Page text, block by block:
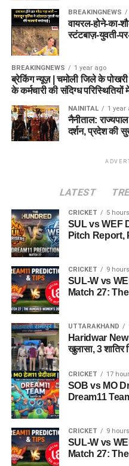
BREAKINGNEWS
वायरल-होने-का-
स्टंटबाज़-युवती-पर-
BREAKINGNEWS 1 year ago
ब्रेकिंग न्यूज़ | चमोली जिले के पोखरी
के कर्मचारी की संदिग्ध परिस्थितियों
NAINITAL 1 year
नैनीताल:
दर्शन, प्रदेश की
LATEST
CRICKET 5
SUL vs WEF
Pitch Report,
CRICKET 9
SUL-W vs
Match 27:
UTTARAKHAND
Haridwar
खुलासा, 3 शातिर
CRICKET 17
SOB vs MO
Dream11
CRICKET 9
SUL-W vs
Match 27: